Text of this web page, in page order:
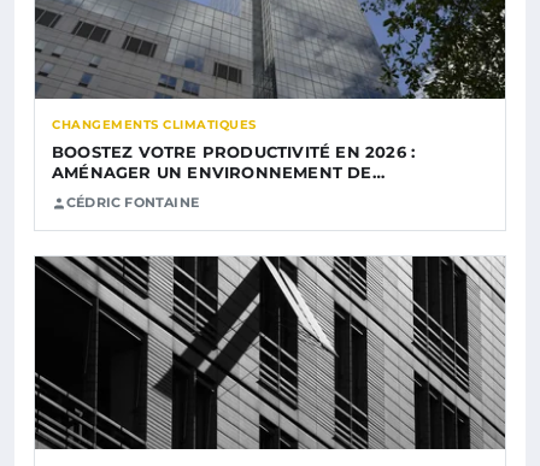
CHANGEMENTS CLIMATIQUES
BOOSTEZ VOTRE PRODUCTIVITÉ EN 2026 :
AMÉNAGER UN ENVIRONNEMENT DE…
CÉDRIC FONTAINE